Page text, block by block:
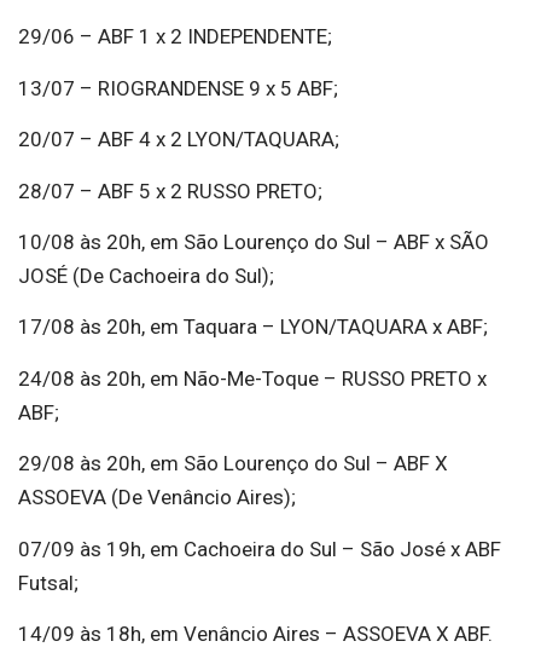
29/06 – ABF 1 x 2 INDEPENDENTE;
13/07 – RIOGRANDENSE 9 x 5 ABF;
20/07 – ABF 4 x 2 LYON/TAQUARA;
28/07 – ABF 5 x 2 RUSSO PRETO;
10/08 às 20h, em São Lourenço do Sul – ABF x SÃO
JOSÉ (De Cachoeira do Sul);
17/08 às 20h, em Taquara – LYON/TAQUARA x ABF;
24/08 às 20h, em Não-Me-Toque – RUSSO PRETO x
ABF;
29/08 às 20h, em São Lourenço do Sul – ABF X
ASSOEVA (De Venâncio Aires);
07/09 às 19h, em Cachoeira do Sul – São José x ABF
Futsal;
14/09 às 18h, em Venâncio Aires – ASSOEVA X ABF.